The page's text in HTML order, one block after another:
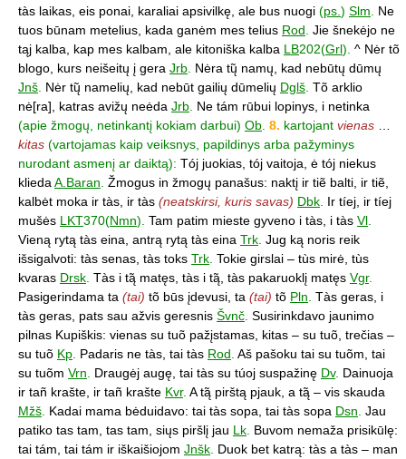
tàs laikas, eis ponai, karaliai apsivilkę, ale bus nuogi (ps. ) Slm
Ne
tuos būnam metelius, kada ganėm mes telius Rod Jie šnekėjo ne
tąj kalba, kap mes kalbam, ale kitoniška kalba LB202(Grl). ^ Nėr tõ
blogo, kurs neišeitų į gera Jrb Nėra tų̃ namų, kad nebūtų dūmų
Jnš Nėr tų̃ namelių, kad nebūt gailių dūmelių Dglš Tõ arklio
nė[ra], katras avižų neėda Jrb Ne tám rūbui lopinys, i netinka
(apie žmogų, netinkantį kokiam darbui) Ob 8. kartojant vienas
kitas (vartojamas kaip veiksnys, papildinys arba pažyminys
nurodant asmenį ar daiktą): Tój juokias, tój vaitoja, ė tój niekus
klieda A.Baran Žmogus in žmogų panašus: naktį ir tiẽ balti, ir tiẽ,
kalbėt moka ir tàs, ir tàs (neatskirsi, kuris savas) Dbk Ir tíej, ir tíej
mušės LKT370(Nmn). Tam patim mieste gyveno i tàs, i tàs Vl
Vieną rytą tàs eina, antrą rytą tàs eina Trk Jug ką noris reik
išsigalvoti: tàs senas, tàs toks Trk Tokie girslai – tùs mirė, tùs
kvaras Drsk Tàs i tą̃ matęs, tàs i tą̃, tàs pakaruoklį matęs Vgr.
Pasigerindama ta (tai) tõ būs įdevusi, ta (tai) tõ Pln Tàs geras, i
tàs geras, pats sau ažvis geresnis Švnč Susirinkdavo jaunimo
pilnas Kupiškis: vienas su tuõ pažįstamas, kitas – su tuõ, trečias –
su tuõ Kp Padaris ne tàs, tai tàs Rod Aš pašoku tai su tuõm, tai
su tuõm Vrn Draugėj augę, tai tàs su túoj suspažinę Dv. Dainuoja
ir tañ krašte, ir tañ krašte Kvr. A tą̃ pirštą pjauk, a tą̃ – vis skauda
Mžš Kadai mama bėduidavo: tai tàs sopa, tai tàs sopa Dsn Jau
patiko tas tam, tas tam, siųs piršlį jau Lk Buvom nemaža prisikūlę:
tai tám, tai tám ir iškaišiojom Jnšk Duok bet katrą: tàs a tàs – man